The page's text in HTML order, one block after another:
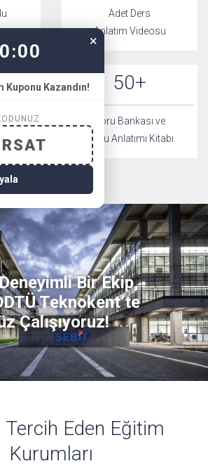
Adet Ders
Anlatım Videosu
50+
Soru Bankası ve
Konu Anlatımı Kitabı
Bir Ekip,
Teknokent’te
Çalışıyoruz!
Tercih Eden Eğitim
Kurumları
×
Kuponu Kazandın!